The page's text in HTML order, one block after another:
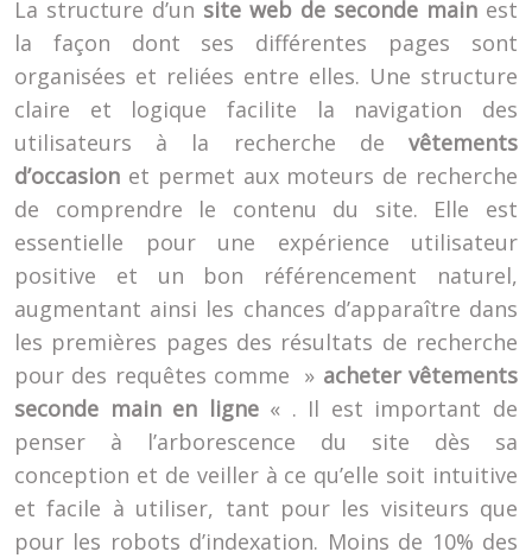
La structure d’un site web de seconde main est
la façon dont ses différentes pages sont
organisées et reliées entre elles. Une structure
claire et logique facilite la navigation des
utilisateurs à la recherche de vêtements
d’occasion et permet aux moteurs de recherche
de comprendre le contenu du site. Elle est
essentielle pour une expérience utilisateur
positive et un bon référencement naturel,
augmentant ainsi les chances d’apparaître dans
les premières pages des résultats de recherche
pour des requêtes comme » acheter vêtements
seconde main en ligne « . Il est important de
penser à l’arborescence du site dès sa
conception et de veiller à ce qu’elle soit intuitive
et facile à utiliser, tant pour les visiteurs que
pour les robots d’indexation. Moins de 10% des